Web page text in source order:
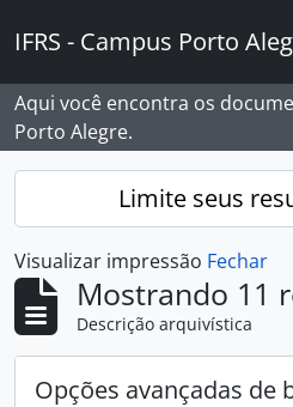
IFRS - Campus Porto
Aqui você encontra os
Porto Alegre.
Limite seus
Visualizar impressão Fechar
Mostrando 11
Descrição arquivística
Opções avançadas de